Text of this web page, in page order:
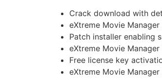
Crack download with
eXtreme Movie
Patch installer enabling
eXtreme Movie
Free license key
eXtreme Movie